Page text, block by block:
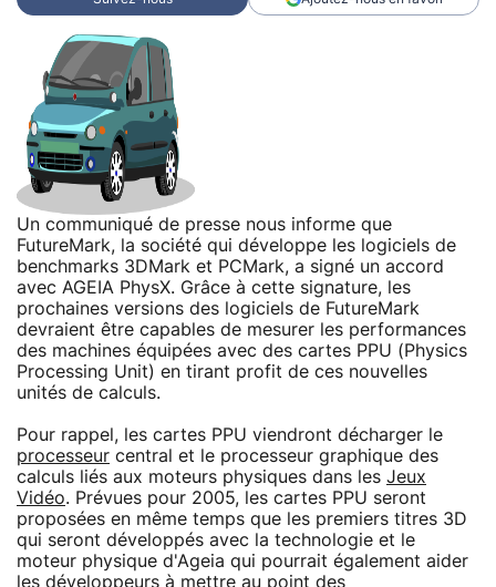
Un communiqué de presse nous informe que
FutureMark, la société qui développe les logiciels de
benchmarks 3DMark et PCMark, a signé un accord
avec AGEIA PhysX. Grâce à cette signature, les
prochaines versions des logiciels de FutureMark
devraient être capables de mesurer les performances
des machines équipées avec des cartes PPU (Physics
Processing Unit) en tirant profit de ces nouvelles
unités de calculs.
Pour rappel, les cartes PPU viendront décharger le
processeur central et le processeur graphique des
calculs liés aux moteurs physiques dans les Jeux
Vidéo. Prévues pour 2005, les cartes PPU seront
proposées en même temps que les premiers titres 3D
qui seront développés avec la technologie et le
moteur physique d'Ageia qui pourrait également aider
les développeurs à mettre au point des